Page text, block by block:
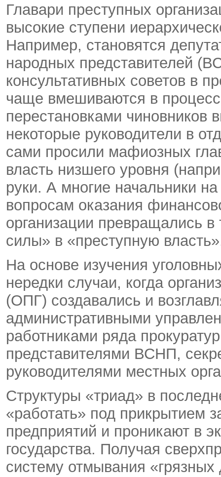
Главари преступных
высокие ступени
Например, становятся
народных представителей
консультативных советов в
чаще вмешиваются в
перестановками чиновников
некоторые руководители в
сами просили мафиозных
власть низшего уровня
руки. А многие начальники
вопросам оказания
организации превращались в
силы» в «преступную
На основе изучения
нередки случаи, когда
(ОПГ) создавались и
административными
работниками ряда
представителями ВСНП,
руководителями местных
Структуры «триад» в
«работать» под прикрытием
предприятий и проникают в
государства. Получая
систему отмывания